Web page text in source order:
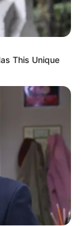
This Unique